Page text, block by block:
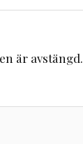
är avstängd.